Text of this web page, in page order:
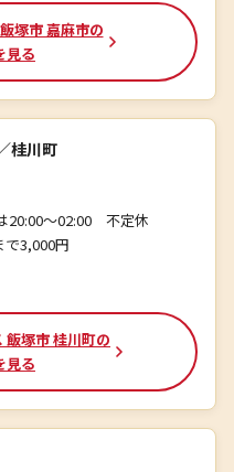
塚市 嘉麻市の
見る
桂川町
20:00〜02:00 不定休
3,000円
飯塚市 桂川町の
見る